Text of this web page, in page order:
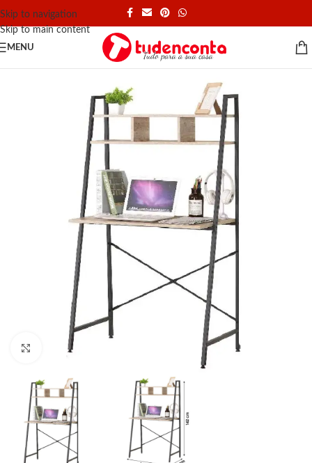
Skip to navigation
Skip to main content
MENU
Click para aumentar